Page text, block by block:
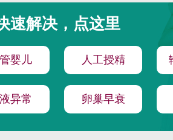
速解决，点这里
婴儿 人工授精
异常 卵巢早衰